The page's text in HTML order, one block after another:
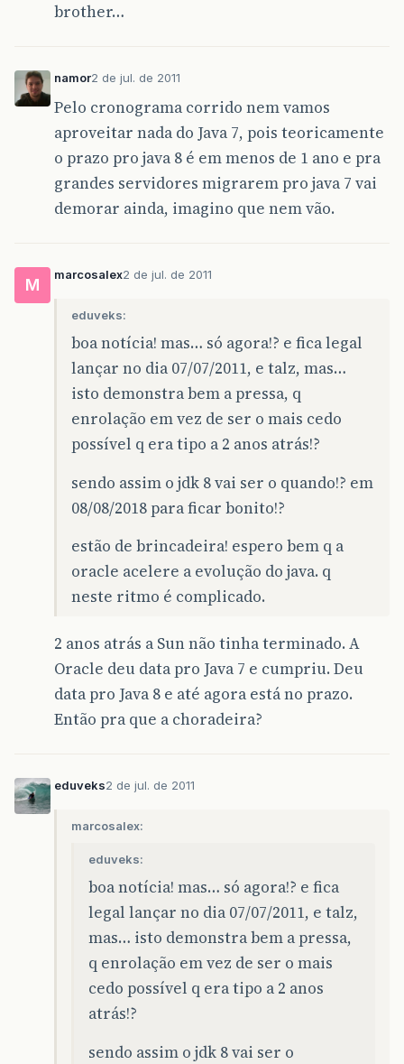
brother…
namor2 de jul. de 2011
Pelo cronograma corrido nem vamos
aproveitar nada do Java 7, pois teoricamente
o prazo pro java 8 é em menos de 1 ano e pra
grandes servidores migrarem pro java 7 vai
demorar ainda, imagino que nem vão.
M
marcosalex2 de jul. de 2011
eduveks:
boa notícia! mas… só agora!? e fica legal
lançar no dia 07/07/2011, e talz, mas…
isto demonstra bem a pressa, q
enrolação em vez de ser o mais cedo
possível q era tipo a 2 anos atrás!?
sendo assim o jdk 8 vai ser o quando!? em
08/08/2018 para ficar bonito!?
estão de brincadeira! espero bem q a
oracle acelere a evolução do java. q
neste ritmo é complicado.
2 anos atrás a Sun não tinha terminado. A
Oracle deu data pro Java 7 e cumpriu. Deu
data pro Java 8 e até agora está no prazo.
Então pra que a choradeira?
eduveks2 de jul. de 2011
marcosalex:
eduveks:
boa notícia! mas… só agora!? e fica
legal lançar no dia 07/07/2011, e talz,
mas… isto demonstra bem a pressa,
q enrolação em vez de ser o mais
cedo possível q era tipo a 2 anos
atrás!?
sendo assim o jdk 8 vai ser o